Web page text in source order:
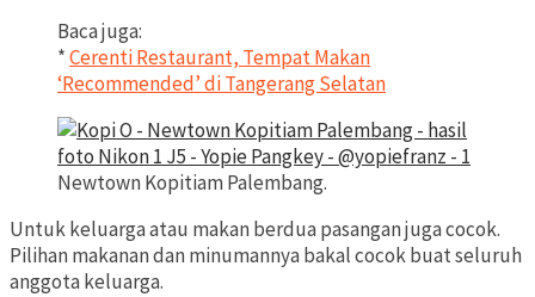
Baca juga:
*Cerenti Restaurant, Tempat Makan
‘Recommended’ di Tangerang Selatan
Newtown Kopitiam Palembang.
Untuk keluarga atau makan berdua pasangan juga cocok.
Pilihan makanan dan minumannya bakal cocok buat seluruh
anggota keluarga.